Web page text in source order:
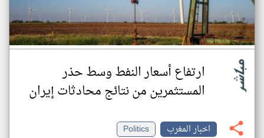
ارتفاع أسعار النفط وسط حذر
المستثمرين من نتائج محادثات إيران
اخبار المغرب
Politics